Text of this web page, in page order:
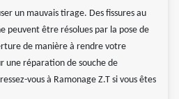
un mauvais tirage. Des fissures au
peuvent être résolues par la pose de
de manière à rendre votre
une réparation de souche de
vous à Ramonage Z.T si vous êtes